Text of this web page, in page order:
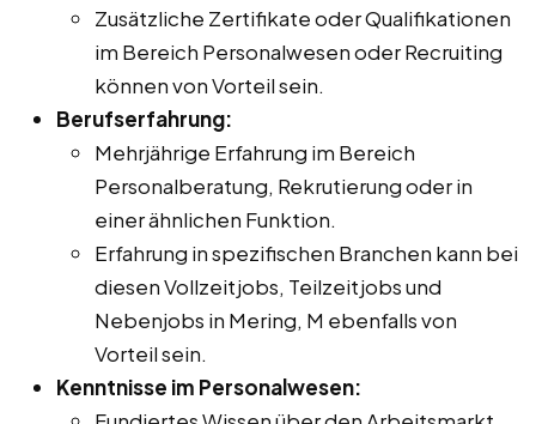
Zusätzliche Zertifikate oder Qualifikationen
im Bereich Personalwesen oder Recruiting
können von Vorteil sein.
Berufserfahrung:
Mehrjährige Erfahrung im Bereich
Personalberatung, Rekrutierung oder in
einer ähnlichen Funktion.
Erfahrung in spezifischen Branchen kann bei
diesen Vollzeitjobs, Teilzeitjobs und
Nebenjobs in Mering, M ebenfalls von
Vorteil sein.
Kenntnisse im Personalwesen: